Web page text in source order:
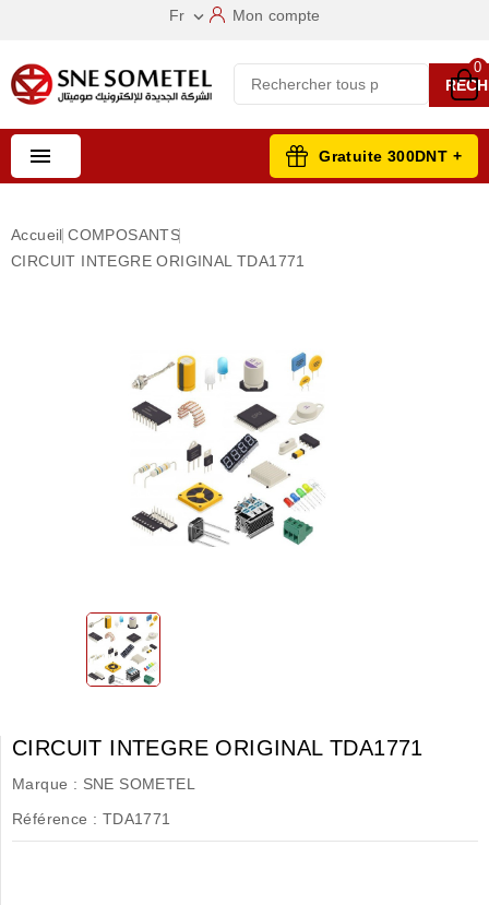
Fr  Mon compte
0
 Gratuite 300DNT +
Accueil COMPOSANTS
CIRCUIT INTEGRE ORIGINAL TDA1771
CIRCUIT INTEGRE ORIGINAL TDA1771
Marque : SNE SOMETEL
Référence : TDA1771